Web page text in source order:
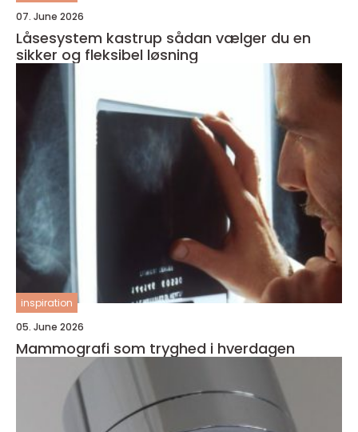
07. June 2026
Låsesystem kastrup sådan vælger du en
sikker og fleksibel løsning
inspiration
05. June 2026
Mammografi som tryghed i hverdagen